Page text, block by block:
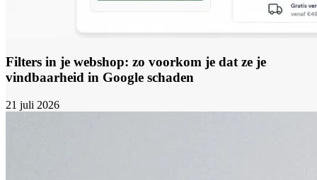
Filters in je webshop: zo voorkom je dat ze je
vindbaarheid in Google schaden
21 juli 2026